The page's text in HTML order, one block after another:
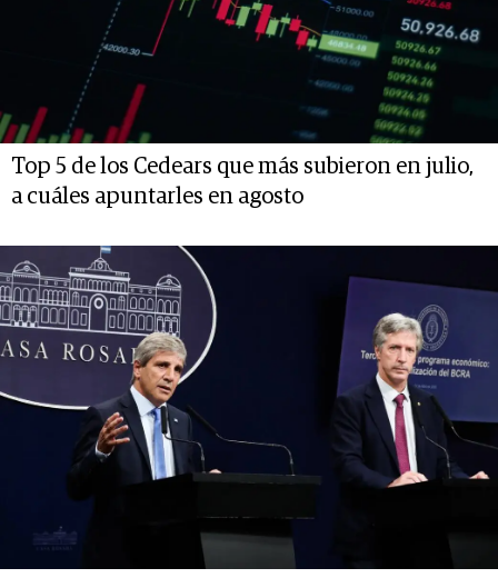
Top 5 de los Cedears que más subieron en julio,
a cuáles apuntarles en agosto